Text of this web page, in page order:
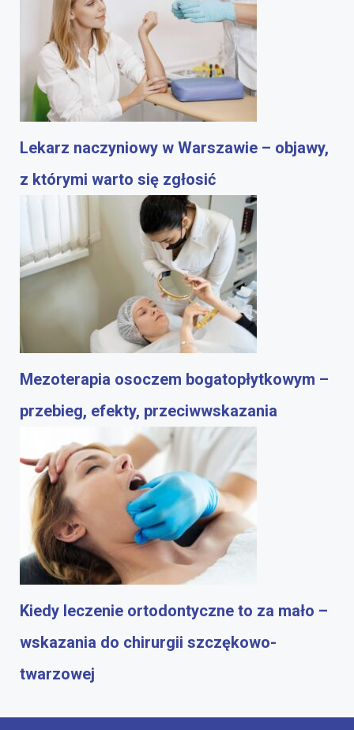
Lekarz naczyniowy w Warszawie – objawy,
z którymi warto się zgłosić
Mezoterapia osoczem bogatopłytkowym –
przebieg, efekty, przeciwwskazania
Kiedy leczenie ortodontyczne to za mało –
wskazania do chirurgii szczękowo-
twarzowej